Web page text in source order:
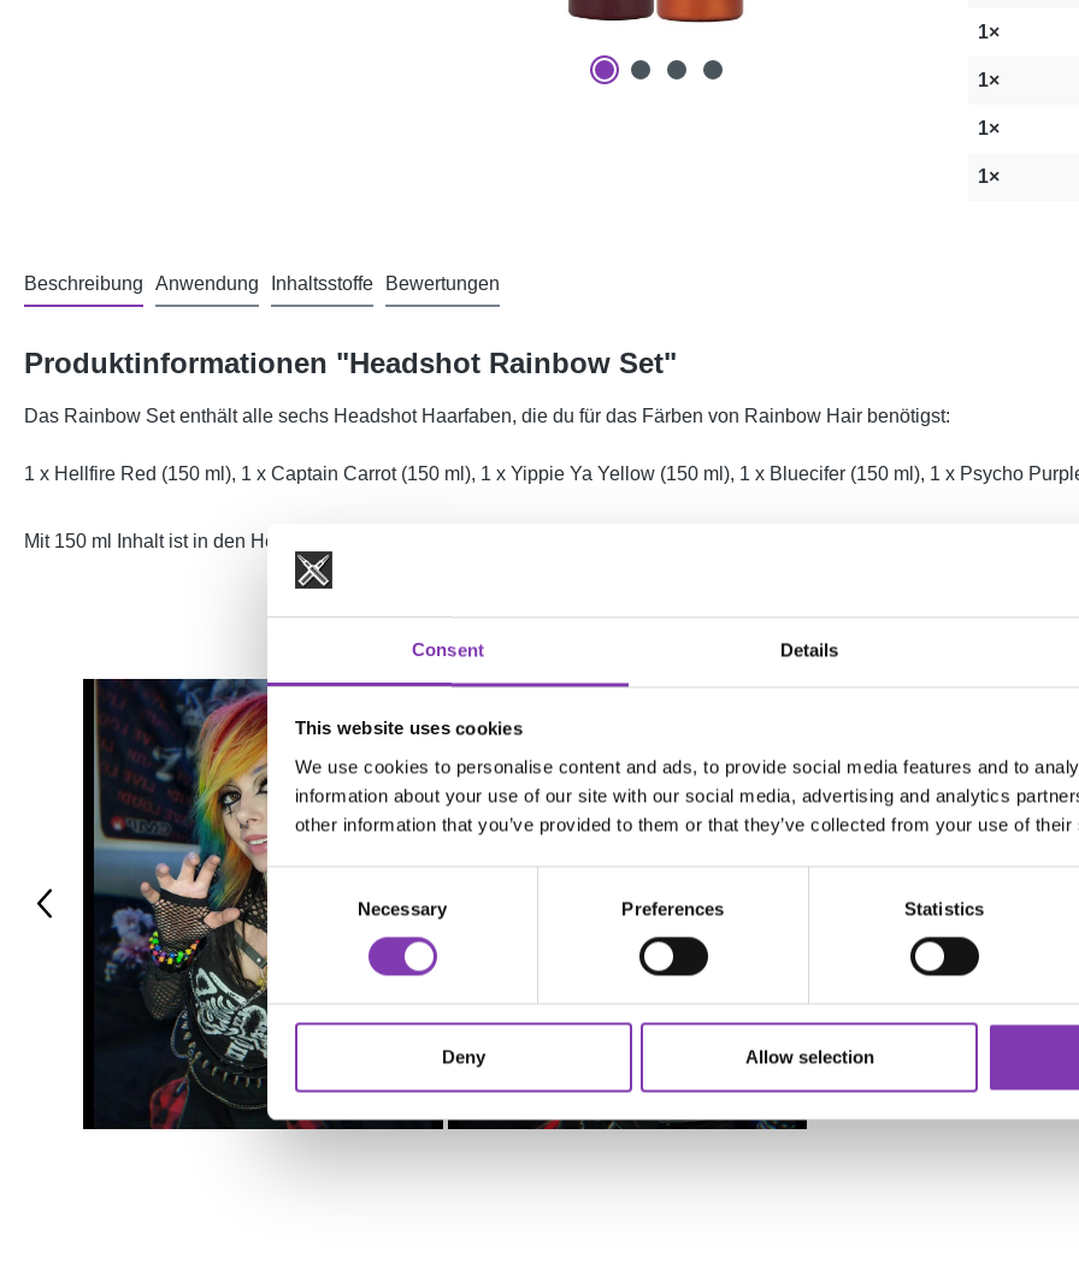
Consent Details
This website uses cookies
We use cookies to personalise content and ads, to provide social media features and to
information about your use of our site with our social media, advertising and analytics
other information that you’ve provided to them or that they’ve collected from your use of
Consent
Selection
Necessary Preferences Statistics
Deny Allow selection
1×
1×
1×
1×
Beschreibung Anwendung Inhaltsstoffe Bewertungen
Produktinformationen "Headshot Rainbow Set"
Das Rainbow Set enthält alle sechs Headshot Haarfaben, die du für das Färben von Rainbow Hair benötigst:
1 x Hellfire Red (150 ml), 1 x Captain Carrot (150 ml), 1 x Yippie Ya Yellow (150 ml), 1 x Bluecifer (150 ml), 1 x Psycho
Mit 150 ml Inhalt ist in den Headshot Flaschen deutlich mehr Farbe enthalten als bei anderen Marken. Die Farbe ist vegan,